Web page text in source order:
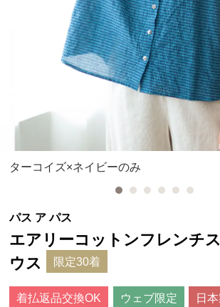
ターコイズ×ネイビーのみ
パス ア パス
エアリーコットンフレンチ
ウス
限定30着
着払返品交換OK ウェブ限定 日